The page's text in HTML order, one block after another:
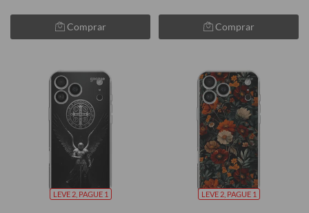
Comprar Comprar
LEVE 2, PAGUE 1 LEVE 2, PAGUE 1